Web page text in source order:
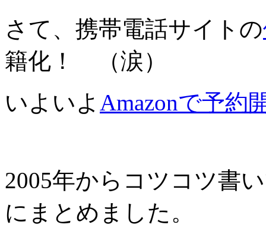
さて、携帯電話サイトの
籍化！ （涙）
いよいよ Amazonで予約
2005年からコツコツ書
にまとめました。